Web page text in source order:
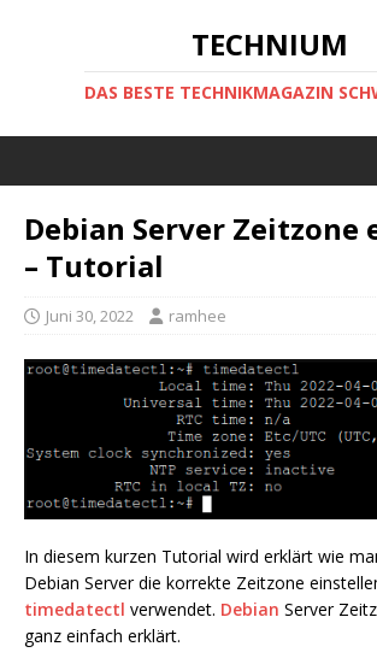
TECHNIUM
DAS BESTE TECHNIKMAGAZIN
Debian Server Zeitzone
– Tutorial
Juni 30, 2022 ramhee
In diesem kurzen Tutorial wird erklärt wie
Debian Server die korrekte Zeitzone
timedatectl verwendet. Debian Server
ganz einfach erklärt.